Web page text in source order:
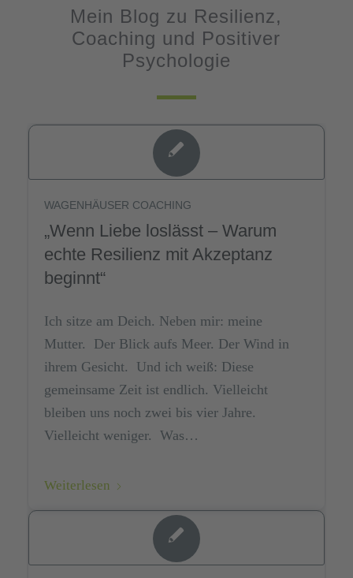
Mein Blog zu Resilienz,
Coaching und Positiver
Psychologie
„Wenn Liebe loslässt – Warum
echte Resilienz mit Akzeptanz
beginnt“
WAGENHÄUSER COACHING
Ich sitze am Deich. Neben mir: meine
Mutter. Der Blick aufs Meer. Der Wind in
ihrem Gesicht. Und ich weiß: Diese
gemeinsame Zeit ist endlich. Vielleicht
bleiben uns noch zwei bis vier Jahre.
Vielleicht weniger. Was…
Weiterlesen